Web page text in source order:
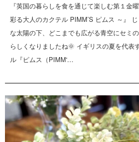
『英国の暮らしを食を通じて楽しむ第１金
彩る大人のカクテル PIMM’S ピムス ～』
な太陽の下、どこまでも広がる青空にセミ
らしくなりましたね🌞 イギリスの夏を代表
ル『ピムス（PIMM'…